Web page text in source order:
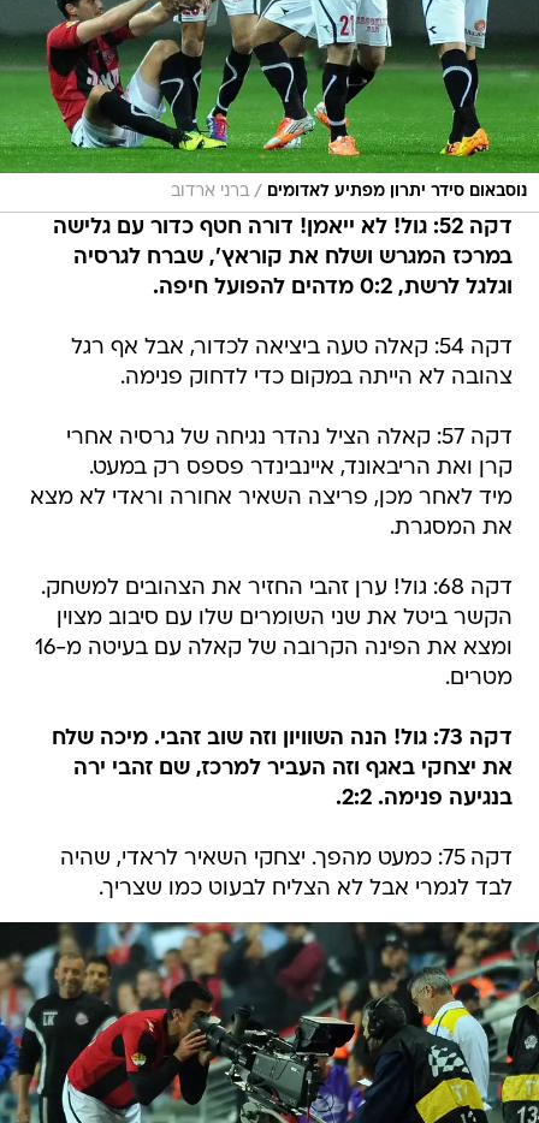
נוסבאום סידר יתרון מפתיע לאדומים / ברני ארדוב
דקה 52: גול! לא ייאמן! דורה חטף כדור עם גלישה
במרכז המגרש ושלח את קוראץ', שברח לגרסיה
וגלגל לרשת, 0:2 מדהים להפועל חיפה.
דקה 54: קאלה טעה ביציאה לכדור, אבל אף רגל
צהובה לא הייתה במקום כדי לדחוק פנימה.
דקה 57: קאלה הציל נהדר נגיחה של גרסיה אחרי
קרן ואת הריבאונד, איינבינדר פספס רק במעט.
מיד לאחר מכן, פריצה השאיר אחורה וראדי לא מצא
את המסגרת.
דקה 68: גול! ערן זהבי החזיר את הצהובים למשחק.
הקשר ביטל את שני השומרים שלו עם סיבוב מצוין
ומצא את הפינה הקרובה של קאלה עם בעיטה מ-16
מטרים.
דקה 73: גול! הנה השוויון וזה שוב זהבי. מיכה שלח
את יצחקי באגף וזה העביר למרכז, שם זהבי ירה
בנגיעה פנימה. 2:2.
דקה 75: כמעט מהפך. יצחקי השאיר לראדי, שהיה
לבד לגמרי אבל לא הצליח לבעוט כמו שצריך.